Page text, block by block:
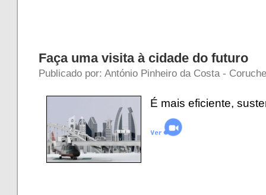
Faça uma visita à cidade do futuro
Publicado por: António Pinheiro da Costa -
É mais eficiente,